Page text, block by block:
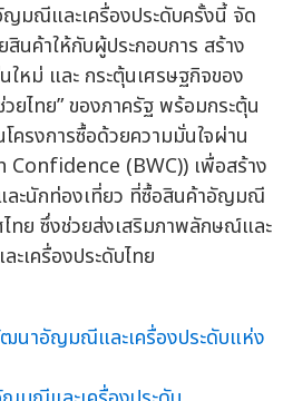
มณีและเครื่องประดับครั้งนี้ จัด
นค้าให้กับผู้ประกอบการ สร้าง
ใหม่ และ กระตุ้นเศรษฐกิจของ
วยไทย” ของภาครัฐ พร้อมกระตุ้น
ครงการซื้อด้วยความมั่นใจผ่าน
(BWC)) เพื่อสร้าง
ละนักท่องเที่ยว ที่ซื้อสินค้าอัญมณี
ไทย ซึ่งช่วยส่งเสริมภาพลักษณ์และ
เครื่องประดับไทย
นาอัญมณีและเครื่องประดับแห่ง